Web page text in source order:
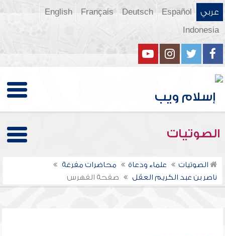
عربي Español
Deutsch
Français
English
Indonesia
الصوتيات
الصوتيات علماء ودعاة
محاضرات مفرغة
ناصر بن عبد الكريم العقل
صفحة الفهرس